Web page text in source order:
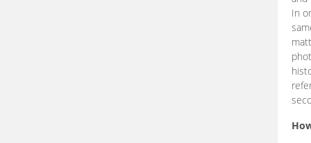
In